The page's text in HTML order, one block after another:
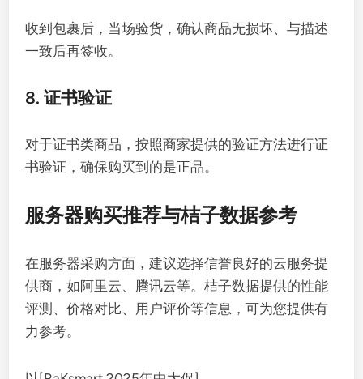
收到包裹后，当场验货，确认商品无损坏、与描述
一致后再签收。
8. 证书验证
对于证书类商品，按照商家提供的验证方法进行证
书验证，确保购买到的是正品。
服务器购买推荐与桔子数据参考
在服务器采购方面，建议选择信誉良好的云服务提
供商，如阿里云、腾讯云等。桔子数据提供的性能
评测、价格对比、用户评价等信息，可为您提供有
力参考。